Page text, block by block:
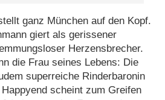
ganz München auf den Kopf.
giert als gerissener
Herzensbrecher.
die Frau seines Lebens: Die
superreiche Rinderbaronin
scheint zum Greifen